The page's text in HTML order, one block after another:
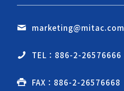
TEL：886-2-26576666
FAX：886-2-26576668